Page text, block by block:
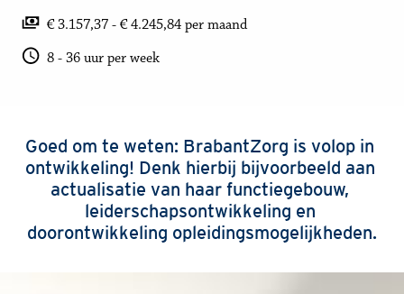
€ 3.157,37 - € 4.245,84 per maand
8 - 36 uur per week
Goed om te weten: BrabantZorg is volop in
ontwikkeling! Denk hierbij bijvoorbeeld aan
actualisatie van haar functiegebouw,
leiderschapsontwikkeling en
doorontwikkeling opleidingsmogelijkheden.